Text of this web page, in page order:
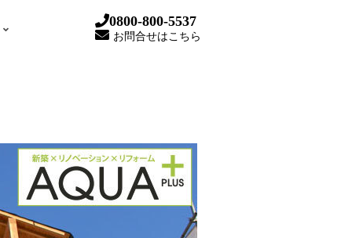
0800-800-5537
お問合せはこちら